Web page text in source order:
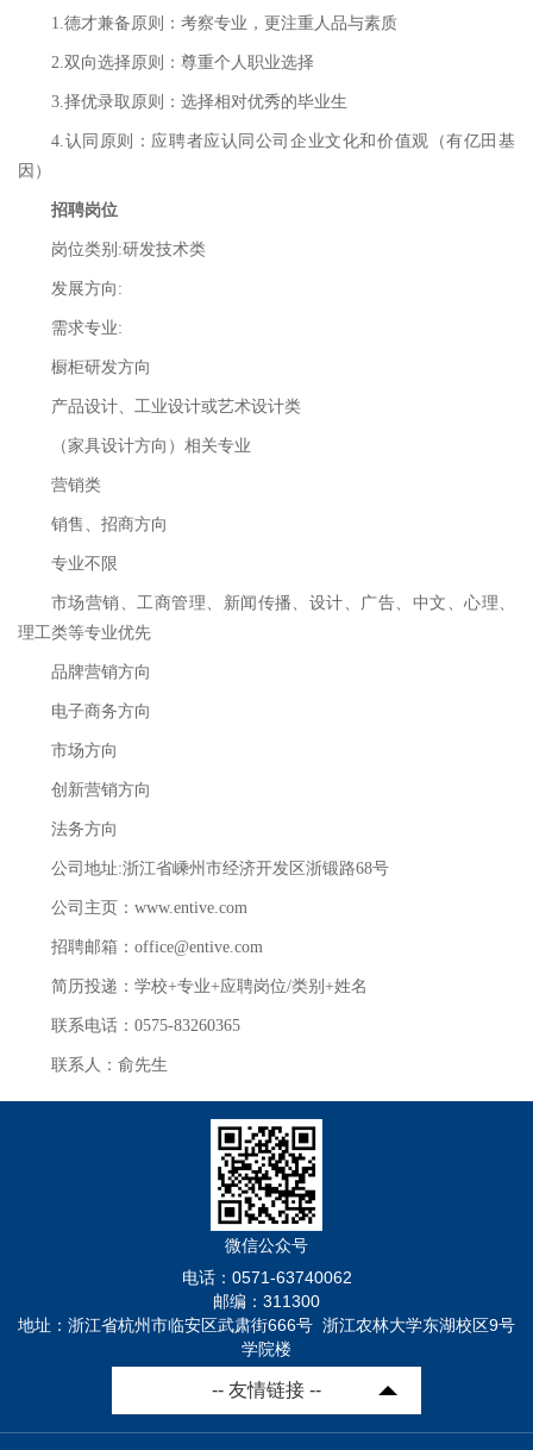
1.德才兼备原则：考察专业，更注重人品与素质
2.双向选择原则：尊重个人职业选择
3.择优录取原则：选择相对优秀的毕业生
4.认同原则：应聘者应认同公司企业文化和价值观（有亿田基
因）
招聘岗位
岗位类别:研发技术类
发展方向:
需求专业:
橱柜研发方向
产品设计、工业设计或艺术设计类
（家具设计方向）相关专业
营销类
销售、招商方向
专业不限
市场营销、工商管理、新闻传播、设计、广告、中文、心理、
理工类等专业优先
品牌营销方向
电子商务方向
市场方向
创新营销方向
法务方向
公司地址:浙江省嵊州市经济开发区浙锻路68号
公司主页：www.entive.com
招聘邮箱：office@entive.com
简历投递：学校+专业+应聘岗位/类别+姓名
联系电话：0575-83260365
联系人：俞先生
微信公众号
电话：0571-63740062
邮编：311300
地址：浙江省杭州市临安区武肃街666号 浙江农林大学东湖校区9号
学院楼
-- 友情链接 --